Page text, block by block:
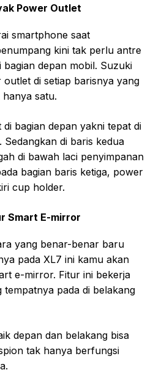
Power Outlet
smartphone saat
kini tak perlu antre
depan mobil. Suzuki
di setiap barisnya yang
satu.
bagian depan yakni tepat di
di baris kedua
di bawah laci penyimpanan
bagian baris ketiga, power
cup holder.
Smart E-mirror
yang benar-benar baru
pada XL7 ini kamu akan
e-mirror. Fitur ini bekerja
tempatnya pada di belakang
depan dan belakang bisa
tak hanya berfungsi